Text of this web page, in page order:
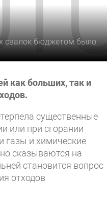
свалок бюджетом было
как больших, так и
существенные
или при сгорании
газы и химические
сказываются на
становится вопрос
отходов